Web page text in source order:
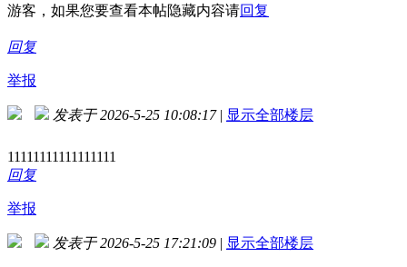
游客，如果您要查看本帖隐藏内容请回复
回复
举报
发表于 2026-5-25 10:08:17 | 显示全部楼层
11111111111111111
回复
举报
发表于 2026-5-25 17:21:09 | 显示全部楼层